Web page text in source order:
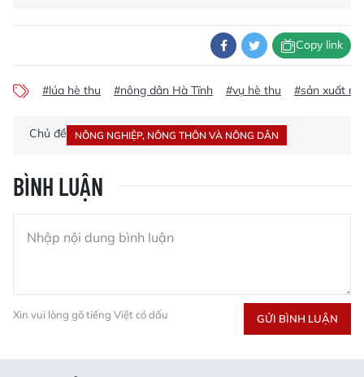
Copy link
#lúa hè thu #nông dân Hà Tĩnh #vụ hè thu #sản xuất
Chủ đề NÔNG NGHIỆP, NÔNG THÔN VÀ NÔNG DÂN
BÌNH LUẬN
Xin vui lòng gõ tiếng Việt có dấu GỬI BÌNH LUẬN